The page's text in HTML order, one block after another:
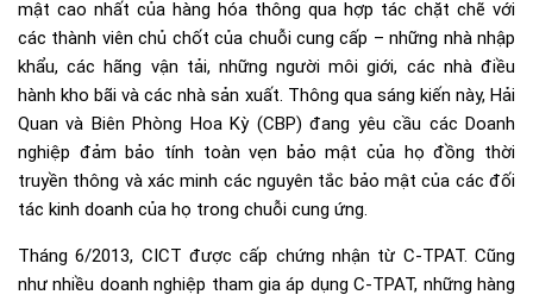
mật cao nhất của hàng hóa thông qua hợp tác chặt chẽ với
các thành viên chủ chốt của chuỗi cung cấp – những nhà nhập
khẩu, các hãng vận tải, những người môi giới, các nhà điều
hành kho bãi và các nhà sản xuất. Thông qua sáng kiến này, Hải
Quan và Biên Phòng Hoa Kỳ (CBP) đang yêu cầu các Doanh
nghiệp đảm bảo tính toàn vẹn bảo mật của họ đồng thời
truyền thông và xác minh các nguyên tắc bảo mật của các đối
tác kinh doanh của họ trong chuỗi cung ứng.
Tháng 6/2013, CICT được cấp chứng nhận từ C-TPAT. Cũng
như nhiều doanh nghiệp tham gia áp dụng C-TPAT, những hàng